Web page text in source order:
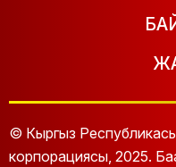
© Кыргыз
корпорациясы, 2025.